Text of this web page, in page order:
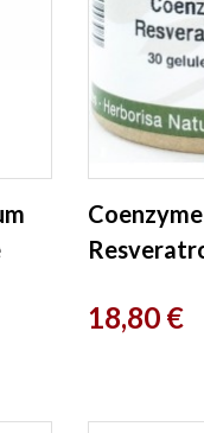
Paris
Prix
18,80 €